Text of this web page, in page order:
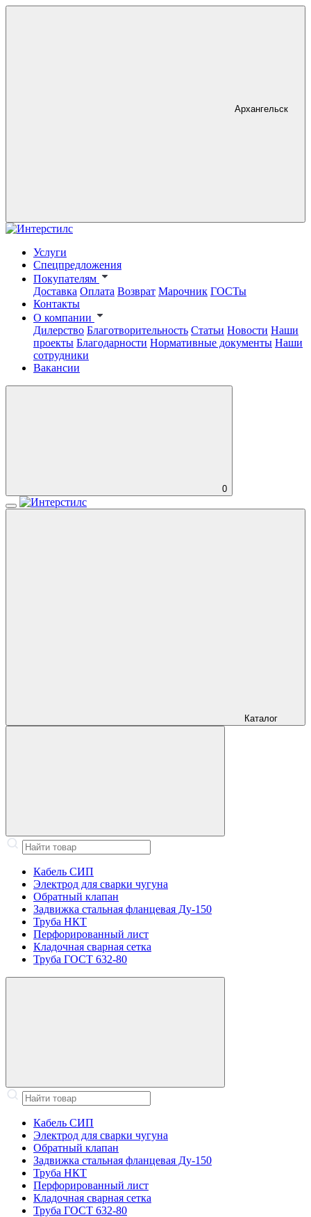
Архангельск
Услуги
Спецпредложения
Покупателям
Доставка Оплата Возврат Марочник ГОСТы
Контакты
О компании
Дилерство Благотворительность Статьи Новости Наши
проекты Благодарности Нормативные документы Наши
сотрудники
Вакансии
0
Каталог
Кабель СИП
Электрод для сварки чугуна
Обратный клапан
Задвижка стальная фланцевая Ду-150
Труба НКТ
Перфорированный лист
Кладочная сварная сетка
Труба ГОСТ 632-80
Кабель СИП
Электрод для сварки чугуна
Обратный клапан
Задвижка стальная фланцевая Ду-150
Труба НКТ
Перфорированный лист
Кладочная сварная сетка
Труба ГОСТ 632-80